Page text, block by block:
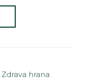
Zdrava hrana